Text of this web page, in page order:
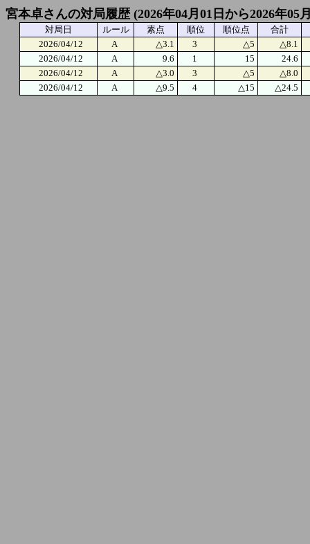
宮本卓さんの対局履歴 (2026年04月01日から2026年05
対局日 ルール 素点 順位 順位点
合計
2026/04/12
A △3.1 3 △5
△8.1
2026/04/12
A 9.6 1 15
24.6
2026/04/12
A △3.0 3 △5
△8.0
2026/04/12
A △9.5 4 △15 △24.5